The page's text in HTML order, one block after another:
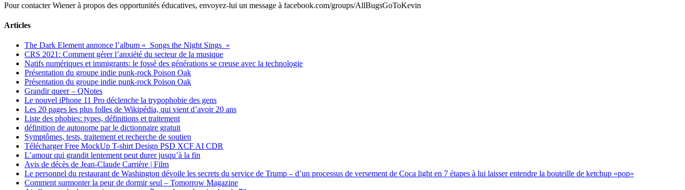
Pour contacter Wiener à propos des opportunités éducatives, envoyez-lui un message à facebook.com/groups/AllBugsGoToKevin
Articles
The Dark Element annonce l’album « Songs the Night Sings »
CRS 2021: Comment gérer l’anxiété du secteur de la musique
Natifs numériques et immigrants: le fossé des générations se creuse avec la technologie
Présentation du groupe indie punk-rock Poison Oak
Présentation du groupe indie punk-rock Poison Oak
Grandir queer – QNotes
Le nouvel iPhone 11 Pro déclenche la trypophobie des gens
Les 20 pages les plus folles de Wikipédia, qui vient d’avoir 20 ans
Liste des phobies: types, définitions et traitement
définition de autonome par le dictionnaire gratuit
Symptômes, tests, traitement et recherche de soutien
Télécharger Free MockUp T-shirt Design PSD XCF AI CDR
L’amour qui grandit lentement peut durer jusqu’à la fin
Avis de décès de Jean-Claude Carrière | Film
Le personnel du restaurant de Washington dévoile les secrets du service de Trump – d’un processus de versement de Coca light en 7 étapes à lui laisser entendre la bouteille de ketchup «pop»
Comment surmonter la peur de dormir seul – Tomorrow Magazine